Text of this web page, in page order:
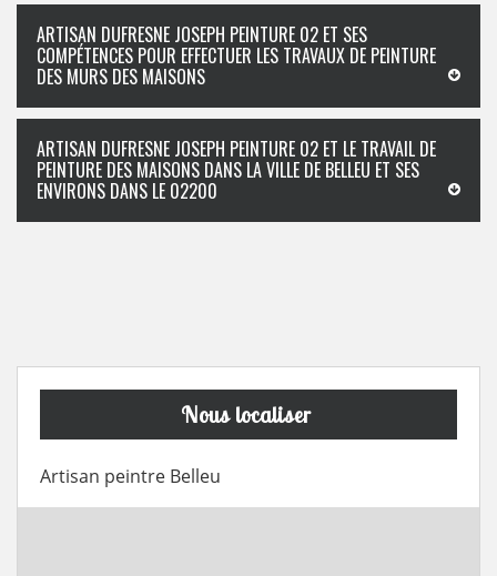
ARTISAN DUFRESNE JOSEPH PEINTURE 02 ET SES
COMPÉTENCES POUR EFFECTUER LES TRAVAUX DE PEINTURE
DES MURS DES MAISONS
ARTISAN DUFRESNE JOSEPH PEINTURE 02 ET LE TRAVAIL DE
PEINTURE DES MAISONS DANS LA VILLE DE BELLEU ET SES
ENVIRONS DANS LE 02200
Nous localiser
Artisan peintre Belleu